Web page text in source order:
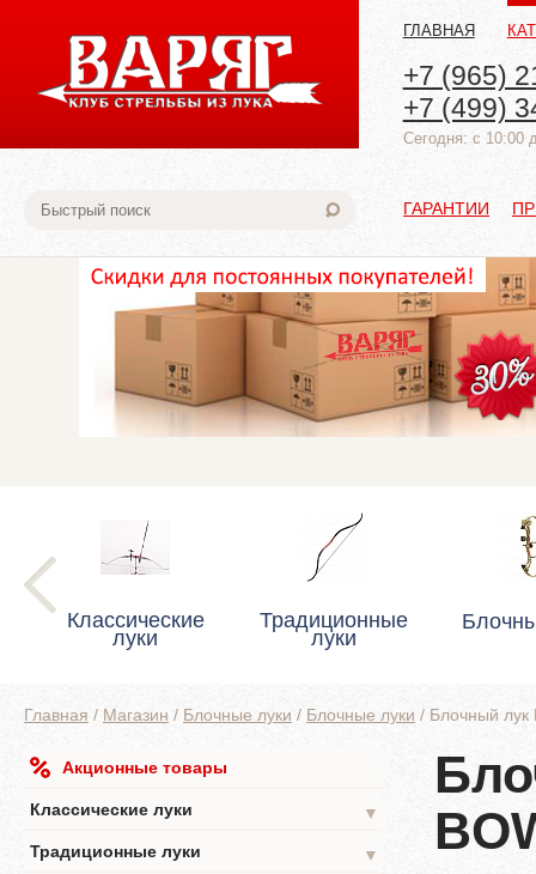
ГЛАВНАЯ
+7 (965)
+7 (499)
Cегодня: с 10:00
ГАРАНТИИ
Классические
луки
Традиционные
луки
Главная / Магазин / Блочные луки / Блочные луки / Блочный лук
Акционные товары
Классические луки
▼
Традиционные луки
▼